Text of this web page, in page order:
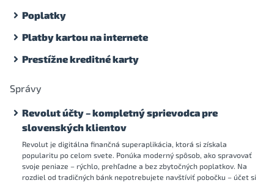
Poplatky
Platby kartou na internete
Prestížne kreditné karty
Správy
Revolut účty – kompletný sprievodca pre
slovenských klientov
Revolut je digitálna finančná superaplikácia, ktorá si získala
popularitu po celom svete. Ponúka moderný spôsob, ako spravovať
svoje peniaze – rýchlo, prehľadne a bez zbytočných poplatkov. Na
rozdiel od tradičných bánk nepotrebujete navštíviť pobočku – účet si